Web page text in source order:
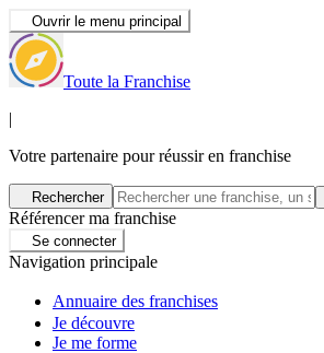
Ouvrir le menu principal
Toute la Franchise
|
Votre partenaire pour réussir en franchise
Rechercher
Référencer ma franchise
Se connecter
Navigation principale
Annuaire des franchises
Je découvre
Je me forme